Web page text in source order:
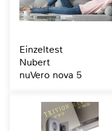
Einzeltest
Nubert
nuVero nova 5